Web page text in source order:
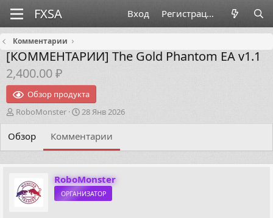
Вход Регистрация
Комментарии
[КОММЕНТАРИИ] The Gold Phantom EA v1.1
2,400.00 ₽
Обзор продукта
А
т
т
м
ы
RoboMonster
Д
т
а
ч
а
л
28 Янв 2026
Обзор Комментарии
RoboMonster
ОРГАНИЗАТОР